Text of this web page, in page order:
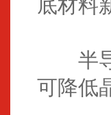
底材料
半导
可降低